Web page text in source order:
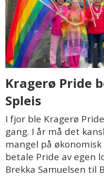
Kragerø Pride
Spleis
I fjor ble Kragerø
gang. I år må det
mangel på
betale Pride av egen
Brekka Samuelsen til